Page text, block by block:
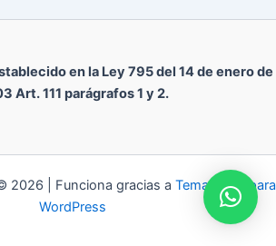
en la Ley 795 del 14 de enero de
Art. 111 parágrafos 1 y 2.
2026 | Funciona gracias a Tema Astra para
WordPress